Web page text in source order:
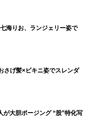
ラビア
」最新SHOT＆撮影ル
子＆本田
海りお、ランジェリー姿で
さげ髪×ビキニ姿でスレンダ
が大胆ポージング “股”特化写